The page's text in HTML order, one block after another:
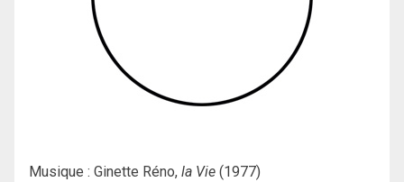
Musique : Ginette Réno, la Vie (1977)